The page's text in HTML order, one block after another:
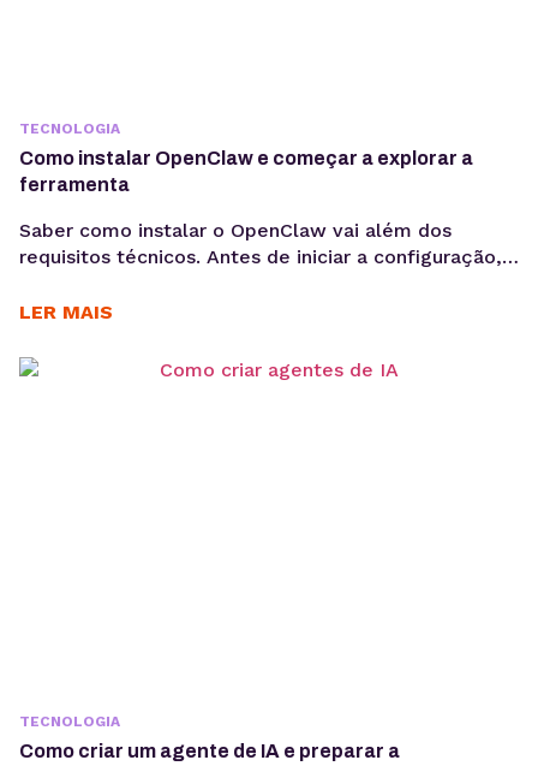
TECNOLOGIA
Como instalar OpenClaw e começar a explorar a
ferramenta
Saber como instalar o OpenClaw vai além dos
requisitos técnicos. Antes de iniciar a configuração,
casos de uso e como a ferramenta pode contribuir
OpenClaw centraliza a criação e operação de
LER MAIS
TECNOLOGIA
Como criar um agente de IA e preparar a